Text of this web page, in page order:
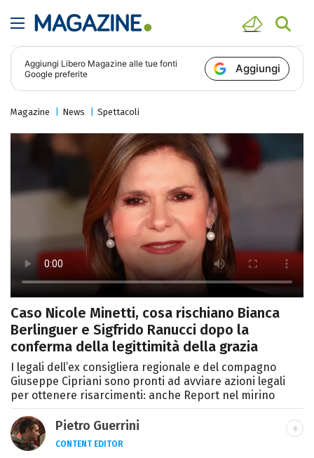
Aggiungi Libero Magazine alle tue fonti
Google preferite
Aggiungi
Magazine News Spettacoli
Caso Nicole Minetti, cosa rischiano Bianca
Berlinguer e Sigfrido Ranucci dopo la
conferma della legittimità della grazia
I legali dell’ex consigliera regionale e del compagno
Giuseppe Cipriani sono pronti ad avviare azioni legali
per ottenere risarcimenti: anche Report nel mirino
Pietro Guerrini
CONTENT EDITOR